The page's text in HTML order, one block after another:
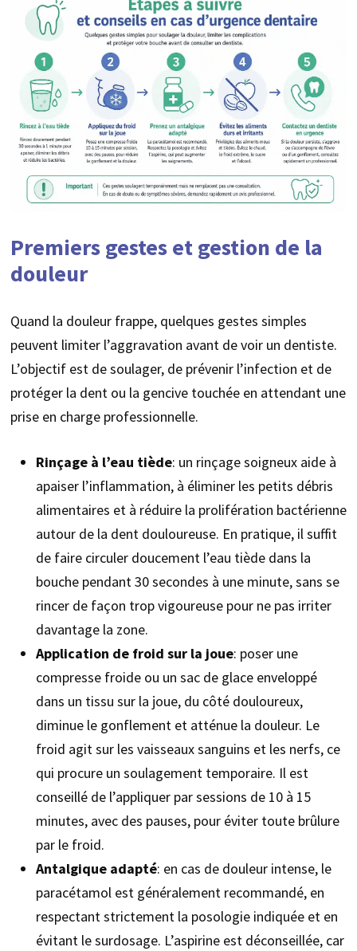
Premiers gestes et gestion de la
douleur
Quand la douleur frappe, quelques gestes simples
peuvent limiter l’aggravation avant de voir un dentiste.
L’objectif est de soulager, de prévenir l’infection et de
protéger la dent ou la gencive touchée en attendant une
prise en charge professionnelle.
Rinçage à l’eau tiède: un rinçage soigneux aide à
apaiser l’inflammation, à éliminer les petits débris
alimentaires et à réduire la prolifération bactérienne
autour de la dent douloureuse. En pratique, il suffit
de faire circuler doucement l’eau tiède dans la
bouche pendant 30 secondes à une minute, sans se
rincer de façon trop vigoureuse pour ne pas irriter
davantage la zone.
Application de froid sur la joue: poser une
compresse froide ou un sac de glace enveloppé
dans un tissu sur la joue, du côté douloureux,
diminue le gonflement et atténue la douleur. Le
froid agit sur les vaisseaux sanguins et les nerfs, ce
qui procure un soulagement temporaire. Il est
conseillé de l’appliquer par sessions de 10 à 15
minutes, avec des pauses, pour éviter toute brûlure
par le froid.
Antalgique adapté: en cas de douleur intense, le
paracétamol est généralement recommandé, en
respectant strictement la posologie indiquée et en
évitant le surdosage. L’aspirine est déconseillée, car